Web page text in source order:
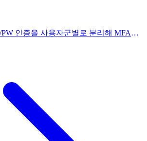
인증을 사용자군별로 분리해 MFA를